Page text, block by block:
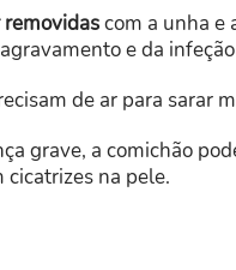
com a unha e
e da
de ar para sarar
grave, a comichão
na pele.